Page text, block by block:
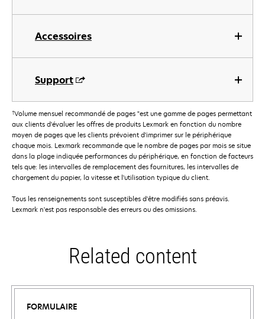
Accessoires
Support
†Volume mensuel recommandé de pages "est une gamme de pages permettant
aux clients d'évaluer les offres de produits Lexmark en fonction du nombre
moyen de pages que les clients prévoient d'imprimer sur le périphérique
chaque mois. Lexmark recommande que le nombre de pages par mois se situe
dans la plage indiquée performances du périphérique, en fonction de facteurs
tels que: les intervalles de remplacement des fournitures, les intervalles de
chargement du papier, la vitesse et l'utilisation typique du client.
Tous les renseignements sont susceptibles d'être modifiés sans préavis.
Lexmark n'est pas responsable des erreurs ou des omissions.
Related content
FORMULAIRE